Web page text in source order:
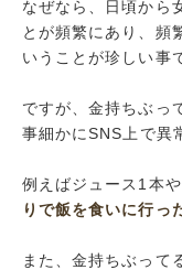
なぜなら、日頃から
とが頻繁にあり、頻
いうことが珍しい事
ですが、金持ちぶっ
事細かにSNS上で異
例えばジュース1本
りで飯を食いに行っ
また、金持ちぶって